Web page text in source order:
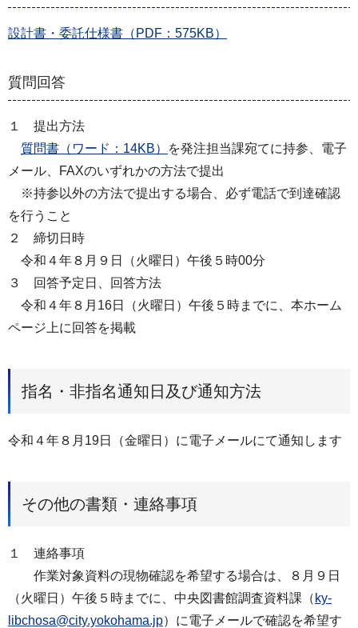
設計書・委託仕様書（PDF：575KB）
質問回答
１ 提出方法
質問書（ワード：14KB）
を発注担当課宛てに持参、電子
メール、FAXのいずれかの方法で提出
※持参以外の方法で提出する場合、必ず電話で到達確認
を行うこと
２ 締切日時
令和４年８月９日（火曜日）午後５時00分
３ 回答予定日、回答方法
令和４年８月16日（火曜日）午後５時までに、本ホーム
ページ上に回答を掲載
指名・非指名通知日及び通知方法
令和４年８月19日（金曜日）に電子メールにて通知します
その他の書類・連絡事項
１ 連絡事項
作業対象資料の現物確認を希望する場合は、８月９日
（火曜日）午後５時までに、中央図書館調査資料課（ ky-
libchosa@city.yokohama.jp）に電子メールで確認を希望す